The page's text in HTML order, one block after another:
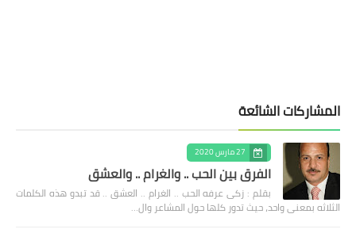
المشاركات الشائعة
27 مارس 2020
الفرق بين الحب .. والغرام .. والعشق
بقلم : زكى عرفه الحب .. الغرام .. العشق .. قد تبدو هذه الكلمات
الثلاثه بمعنى واحد، حيث تدور كلها حول المشاعر وال…